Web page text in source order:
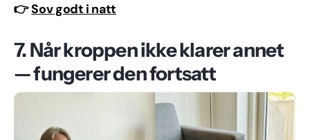
👉Sov godt i natt
7. Når kroppen ikke klarer annet
— fungerer den fortsatt